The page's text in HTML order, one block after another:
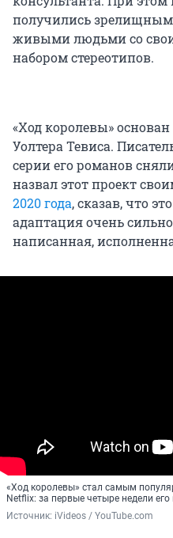
получились
живыми людьми со
набором стереотипов.
«Ход королевы»
Уолтера Тевиса.
серии его романов
назвал этот проект
2020 года, сказав, что
адаптация очень
написанная,
«Ход королевы» стал самым
Netflix: за первые четыре недели
Источник: iVideos / YouTube.com